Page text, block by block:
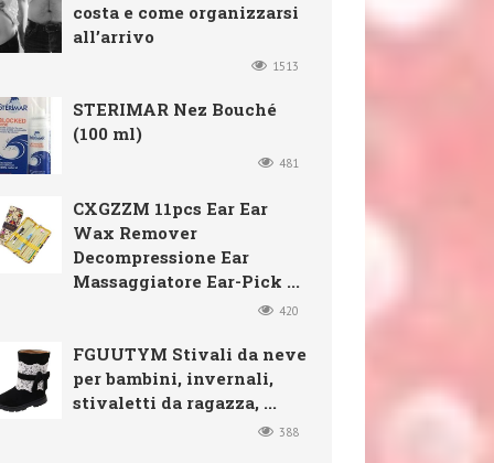
costa e come organizzarsi
all’arrivo
1513
STERIMAR Nez Bouché
(100 ml)
481
CXGZZM 11pcs Ear Ear
Wax Remover
Decompressione Ear
Massaggiatore Ear-Pick ...
420
FGUUTYM Stivali da neve
per bambini, invernali,
stivaletti da ragazza, ...
388